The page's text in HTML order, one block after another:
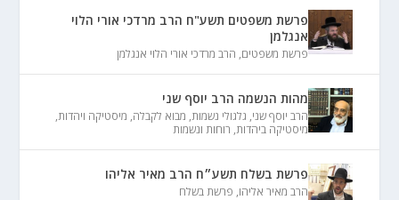
פרשת משפטים תשע"ח הרב מרדכי אורי הלוי
אנגלמן
פרשת משפטים, הרב מרדכי אורי הלוי אנגלמן
מהות הנשמה הרב יוסף שני
הרב יוסף שני, גלגולי נשמות, מבוא לקבלה, מיסטיקה ויהדות,
מיסטיקה ביהדות, רוחות ונשמות
פרשת בשלח תשע״ח הרב מאיר אליהו
הרב מאיר אליהו, פרשת בשלח